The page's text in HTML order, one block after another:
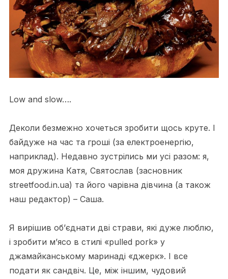
Low and slow….
Деколи безмежно хочеться зробити щось круте. І
байдуже на час та гроші (за електроенергію,
наприклад). Недавно зустрілись ми усі разом: я,
моя дружина Катя, Святослав (засновник
streetfood.in.ua) та його чарівна дівчина (а також
наш редактор) – Саша.
Я вирішив об’єднати дві страви, які дуже люблю,
і зробити м’ясо в стилі «pulled pork» у
джамайканському маринаді «джерк». І все
подати як сандвіч. Це, між іншим, чудовий